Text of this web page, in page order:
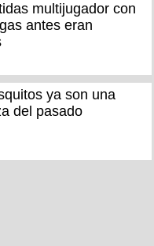
multijugador con
antes eran
ya son una
del pasado